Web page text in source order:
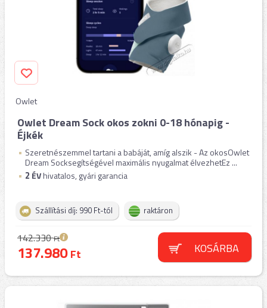
Owlet
Owlet Dream Sock okos zokni 0-18 hónapig -
Éjkék
Szeretnészemmel tartani a babáját, amíg alszik - Az okosOwlet
Dream Socksegítségével maximális nyugalmat élvezhetEz ...
2 ÉVhivatalos, gyári garancia
Szállítási díj: 990 Ft-tól raktáron
142.330Ft
137.980Ft KOSÁRBA